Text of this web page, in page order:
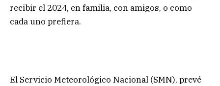
recibir el 2024, en familia, con amigos, o como
cada uno prefiera.
El Servicio Meteorológico Nacional (SMN), prevé